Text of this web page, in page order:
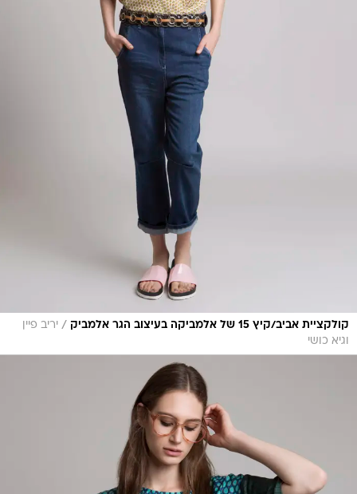
קולקציית אביב/קיץ 15 של אלמביקה בעיצוב הגר אלמביק / יריב פיין
וגיא כושי